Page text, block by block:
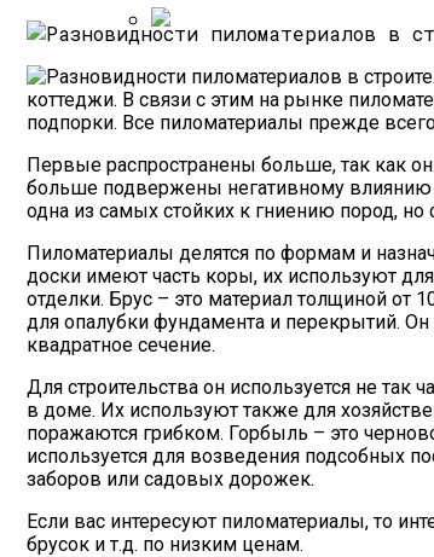
коттеджи. В связи с этим на рынке
подпорки. Все пиломатериалы прежде
Первые распространены больше, так как
больше подвержены негативному влиянию
одна из самых стойких к гниению пород, но
Пиломатериалы делятся по формам и
доски имеют часть коры, их используют
отделки. Брус – это материал толщиной от
для опалубки фундамента и перекрытий.
квадратное сечение.
Для строительства он используется не
в доме. Их используют также для
поражаются грибком. Горбыль – это
используется для возведения подсобных
заборов или садовых дорожек.
Если вас интересуют пиломатериалы, то
брусок и т.д. по низким ценам.